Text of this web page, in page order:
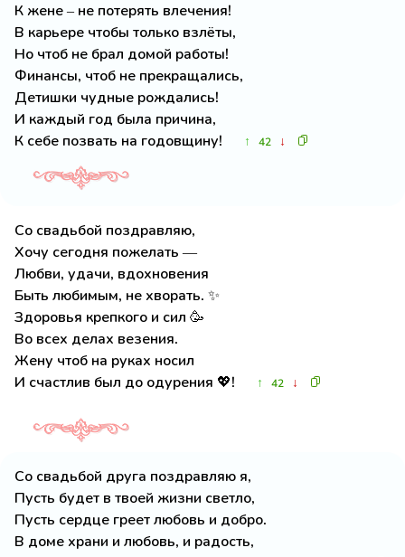
К жене – не потерять влечения!
В карьере чтобы только взлёты,
Но чтоб не брал домой работы!
Финансы, чтоб не прекращались,
Детишки чудные рождались!
И каждый год была причина,
К себе позвать на годовщину!
↑ 42 ↓
Со свадьбой поздравляю,
Хочу сегодня пожелать —
Любви, удачи, вдохновения
Быть любимым, не хворать. ✨
Здоровья крепкого и сил 🥳
Во всех делах везения.
Жену чтоб на руках носил
И счастлив был до одурения 💖!
↑ 42 ↓
Со свадьбой друга поздравляю я,
Пусть будет в твоей жизни светло,
Пусть сердце греет любовь и добро.
В доме храни и любовь, и радость,